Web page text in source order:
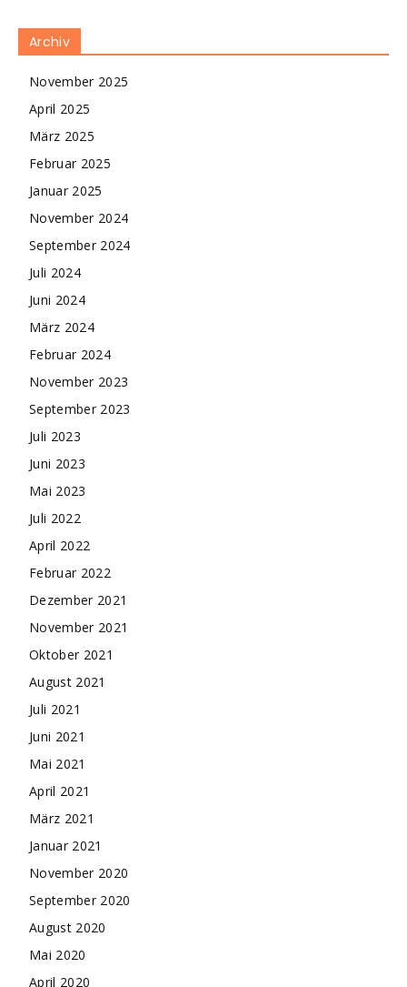
Archiv
November 2025
April 2025
März 2025
Februar 2025
Januar 2025
November 2024
September 2024
Juli 2024
Juni 2024
März 2024
Februar 2024
November 2023
September 2023
Juli 2023
Juni 2023
Mai 2023
Juli 2022
April 2022
Februar 2022
Dezember 2021
November 2021
Oktober 2021
August 2021
Juli 2021
Juni 2021
Mai 2021
April 2021
März 2021
Januar 2021
November 2020
September 2020
August 2020
Mai 2020
April 2020